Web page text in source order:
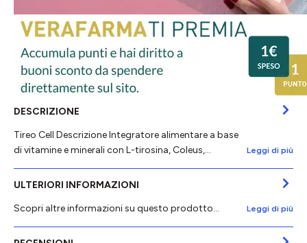
DESCRIZIONE
Tireo Cell Descrizione Integratore alimentare a base
di vitamine e minerali con L-tirosina, Coleus,…
Leggi di più
ULTERIORI INFORMAZIONI
Scopri altre informazioni su questo prodotto...
Leggi di più